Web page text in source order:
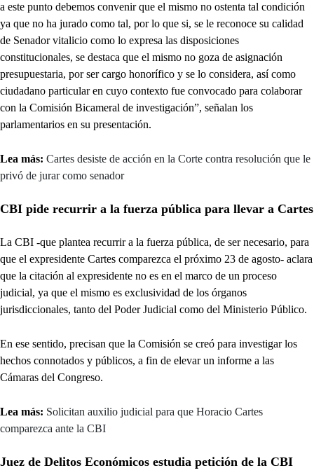
a este punto debemos convenir que el mismo no ostenta tal condición
ya que no ha jurado como tal, por lo que si, se le reconoce su calidad
de Senador vitalicio como lo expresa las disposiciones
constitucionales, se destaca que el mismo no goza de asignación
presupuestaria, por ser cargo honorífico y se lo considera, así como
ciudadano particular en cuyo contexto fue convocado para colaborar
con la Comisión Bicameral de investigación”, señalan los
parlamentarios en su presentación.
Lea más: Cartes desiste de acción en la Corte contra resolución que le
privó de jurar como senador
CBI pide recurrir a la fuerza pública para llevar a Cartes
La CBI -que plantea recurrir a la fuerza pública, de ser necesario, para
que el expresidente Cartes comparezca el próximo 23 de agosto- aclara
que la citación al expresidente no es en el marco de un proceso
judicial, ya que el mismo es exclusividad de los órganos
jurisdiccionales, tanto del Poder Judicial como del Ministerio Público.
En ese sentido, precisan que la Comisión se creó para investigar los
hechos connotados y públicos, a fin de elevar un informe a las
Cámaras del Congreso.
Lea más: Solicitan auxilio judicial para que Horacio Cartes
comparezca ante la CBI
Juez de Delitos Económicos estudia petición de la CBI